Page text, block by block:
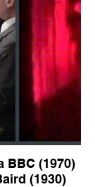
BBC (1970)
(1930)